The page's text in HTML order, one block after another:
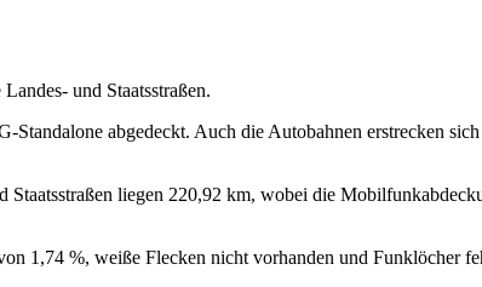
und Staatsstraßen.
abgedeckt. Auch die Autobahnen erstrecken
liegen 220,92 km, wobei die
1,74 %, weiße Flecken nicht vorhanden und Funklöcher